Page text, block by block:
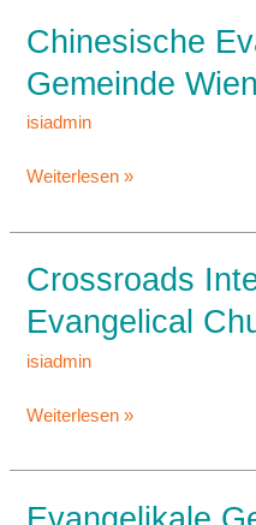
Chinesische
Gemeinde Wien
isiadmin
Chinesische
Gemeinde
Wien
Weiterlesen »
Crossroads
Evangelical
isiadmin
Crossroads
Evangelical
Church
Weiterlesen »
Evangelikale